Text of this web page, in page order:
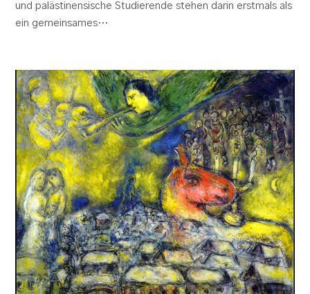
und palästinensische Studierende stehen darin erstmals als
ein gemeinsames…